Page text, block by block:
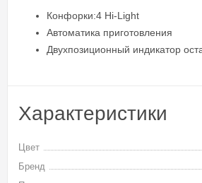
Конфорки:4 Hi-Light
Автоматика приготовления
Двухпозиционный индикатор
Характеристики
Цвет
Бренд